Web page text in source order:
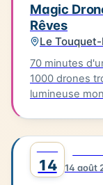
Magic
Rêves
Le
70 minutes
1000 drones
lumineuse monumentale. Le
émotion
de sable, il
les rêves,
14 14 août